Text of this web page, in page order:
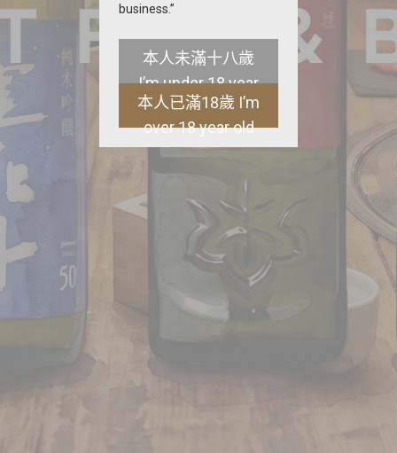
business.”
本人未滿十八歲
I’m under 18 year
old
本人已滿18歲 I’m
over 18 year old